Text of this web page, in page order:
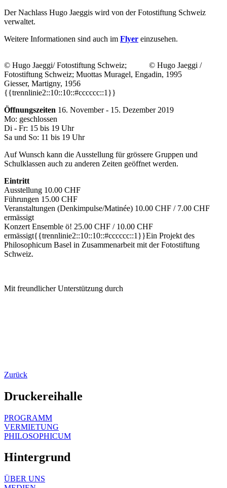
Der Nachlass Hugo Jaeggis wird von der Fotostiftung Schweiz
verwaltet.
Weitere Informationen sind auch im Flyer einzusehen.
© Hugo Jaeggi/ Fotostiftung Schweiz; © Hugo Jaeggi /
Fotostiftung Schweiz; Muottas Muragel, Engadin, 1995
Giesser, Martigny, 1956
{{trennlinie2::10::10::#cccccc::1}}
Öffnungszeiten 16. November - 15. Dezember 2019
Mo: geschlossen
Di - Fr: 15 bis 19 Uhr
Sa und So: 11 bis 19 Uhr
Auf Wunsch kann die Ausstellung für grössere Gruppen und
Schulklassen auch zu anderen Zeiten geöffnet werden.
Eintritt
Ausstellung 10.00 CHF
Führungen 15.00 CHF
Veranstaltungen (Denkimpulse/Matinée) 10.00 CHF / 7.00 CHF
ermässigt
Konzert Ensemble ö! 25.00 CHF / 10.00 CHF
ermässigt{{trennlinie2::10::10::#cccccc::1}}Ein Projekt des
Philosophicum Basel in Zusammenarbeit mit der Fotostiftung
Schweiz.
Mit freundlicher Unterstützung durch
Zurück
Druckereihalle
PROGRAMM
VERMIETUNG
PHILOSOPHICUM
Hintergrund
ÜBER UNS